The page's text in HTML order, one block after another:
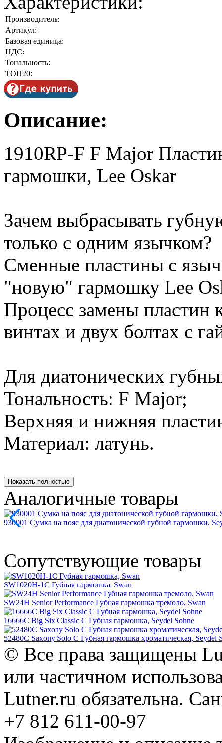
Производитель:
Артикул:
Базовая единица:
НДС:
Тональность:
ТОП20:
Описание:
1910RP-F F Major
гармошки, Lee Oskar
Зачем выбрасывать
только с одним язычком?
Сменные пластины с
"новую" гармошку Lee
Процесс замены пластин
винтах и двух болтах с
Для диатонических
Тональность: F Major;
Верхняя и нижняя
Материал: латунь.
Показать полностью
Аналогичные товары
930001 Сумка на пояс для диатонической губной гармошки,
Сопутствующие товары
SW1020H-1C Губная гармошка, Swan
SW24H Senior Performance Губная гармошка тремоло, Swan
16666C Big Six Classic C Губная гармошка, Seydel Sohne
52480C Saxony Solo C Губная гармошка хроматическая, Seydel
© Все права защищены
или частичном
Lutner.ru обязательна.
+7 812 611-00-97